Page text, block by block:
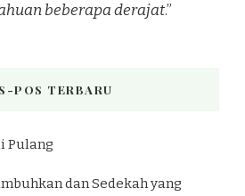
beberapa derajat.”
POS TERBARU
Pulang
dan Sedekah yang